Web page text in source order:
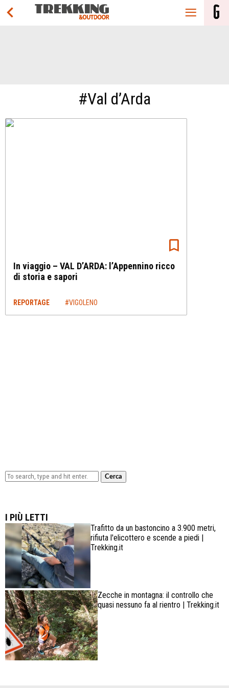
#Val d’Arda
In viaggio – VAL D’ARDA: l’Appennino ricco
di storia e sapori
REPORTAGE #VIGOLENO
Cerca
I PIÙ LETTI
Trafitto da un bastoncino a 3.900 metri,
rifiuta l'elicottero e scende a piedi |
Trekking.it
Zecche in montagna: il controllo che
quasi nessuno fa al rientro | Trekking.it